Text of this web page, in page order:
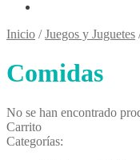
Inicio /Juegos y Juguetes
Comidas
No se han encontrado
Carrito
Categorías: